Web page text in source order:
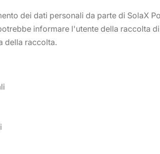
dei dati personali da parte di SolaX
informare l'utente della raccolta
della raccolta.